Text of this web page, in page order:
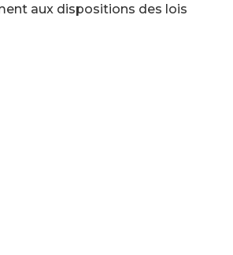
aux dispositions des lois